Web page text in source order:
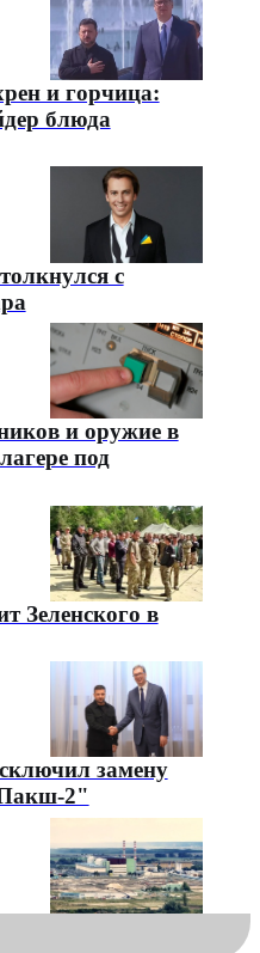
и горчица:
блюда
с
и оружие в
под
Зеленского в
замену
2"